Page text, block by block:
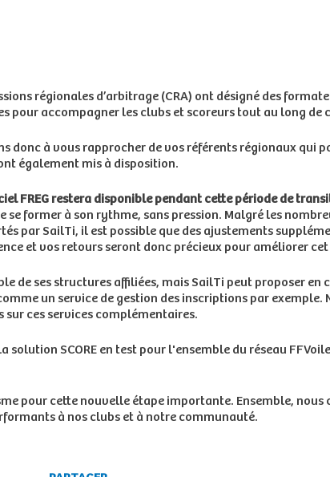
régionales d’arbitrage (CRA) ont désigné des
pour accompagner les clubs et scoreurs tout au long de
donc à vous rapprocher de vos référents régionaux qui
également mis à disposition.
FREG restera disponible pendant cette période de
former à son rythme, sans pression. Malgré les
par SailTi, il est possible que des ajustements
et vos retours seront donc précieux pour améliorer
de ses structures affiliées, mais SailTi peut proposer
un service de gestion des inscriptions par exemple.
sur ces services complémentaires.
SCORE en test pour l'ensemble du réseau
pour cette nouvelle étape importante. Ensemble, nous
à nos clubs et à notre communauté.